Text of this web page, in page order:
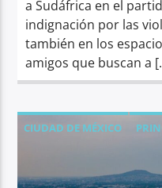
a Sudáfrica en el
indignación por las
también en los
amigos que buscan a
CIUDAD DE MÉXICO